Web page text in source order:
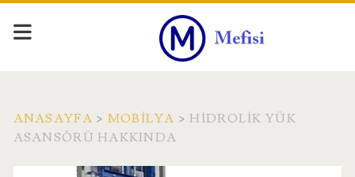
ANASAYFA > MOBILYA > HIDROLIK YÜK
ASANSÖRÜ HAKKINDA